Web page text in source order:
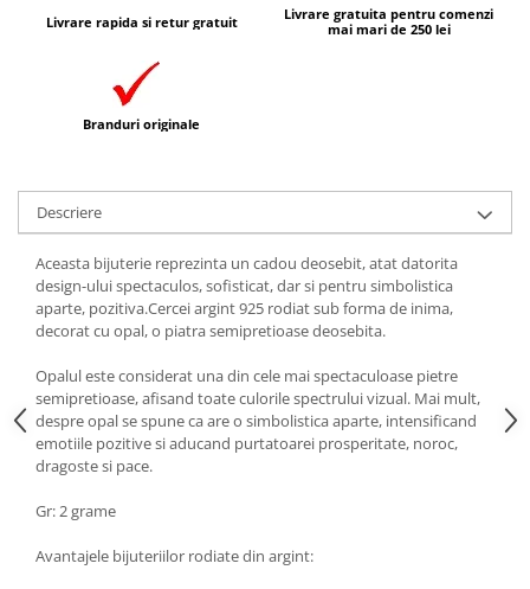
Livrare rapida si retur gratuit
Livrare gratuita pentru comenzi
mai mari de 250 lei
Branduri originale
Descriere
Aceasta bijuterie reprezinta un cadou deosebit, atat datorita
design-ului spectaculos, sofisticat, dar si pentru simbolistica
aparte, pozitiva.Cercei argint 925 rodiat sub forma de inima,
decorat cu opal, o piatra semipretioase deosebita.
Opalul este considerat una din cele mai spectaculoase pietre
semipretioase, afisand toate culorile spectrului vizual. Mai mult,
despre opal se spune ca are o simbolistica aparte, intensificand
emotiile pozitive si aducand purtatoarei prosperitate, noroc,
dragoste si pace.
Gr: 2 grame
Avantajele bijuteriilor rodiate din argint: